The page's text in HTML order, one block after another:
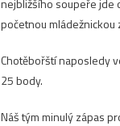
nejbližšího soupeře jde
početnou mládežnickou
Chotěbořští naposledy
25 body.
Náš tým minulý zápas